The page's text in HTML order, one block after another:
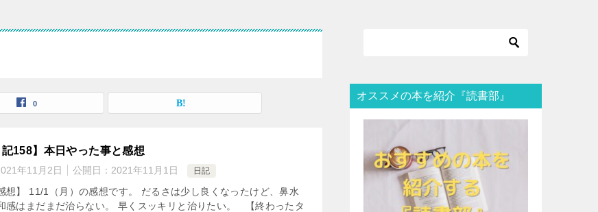
0
記158】本日やった事と感想
年11月2日 公開日： 2021年11月1日 日記
想】 11/1（月）の感想です。 だるさは少し良くなったけど、鼻水
感はまだまだ治らない。 早くスッキリと治りたい。 【終わったタ
オススメの本を紹介『読書部』